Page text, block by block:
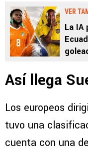
VER
La IA
Así llega
Los europeos
tuvo una
cuenta con una